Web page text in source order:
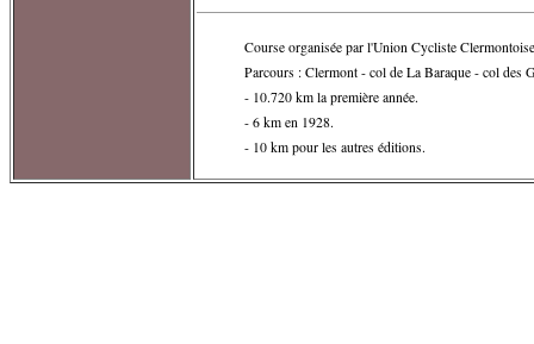
Course organisée par l'Union Cycliste
Parcours : Clermont - col de La Baraque - col des
- 10.720 km la première année.
- 6 km en 1928.
- 10 km pour les autres éditions.